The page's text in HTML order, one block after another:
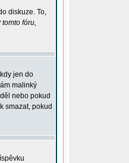
diskuze. To,
fóru,
jen do
malinký
nebo pokud
smazat, pokud